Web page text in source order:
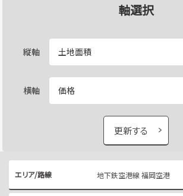
軸選択
縦軸
横軸
更新する
エリア/路線 地下鉄空港線 福岡空港